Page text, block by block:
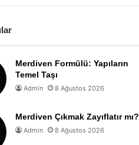
Merdiven Formülü: Yapıların
Temel Taşı
Admin 8 Ağustos 2026
Merdiven Çıkmak Zayıflatır mı?
Admin 8 Ağustos 2026